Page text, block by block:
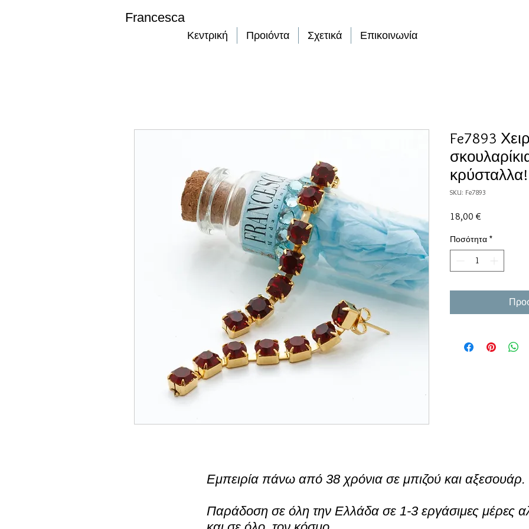
Κεντρική Προιόντα Σχετικά Επικοινωνία
Fe7893
κρύσταλλα!
SKU: Fe7893
18,00 €
Ποσότητα *
Francesca
Εμπειρία πάνω από 38 χρόνια σε μπιζού και αξεσουάρ.
Παράδοση σε όλη την Ελλάδα σε 1-3 εργάσιμες μέρες